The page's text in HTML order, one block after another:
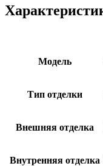
испанский
Модель
Тип отделки
Внешняя отделка
Внутренняя отделка